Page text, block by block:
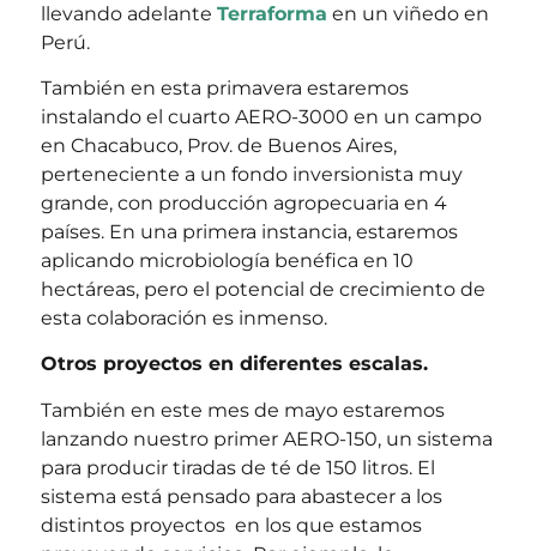
llevando adelante Terraforma en un viñedo en
Perú.
También en esta primavera estaremos
instalando el cuarto AERO-3000 en un campo
en Chacabuco, Prov. de Buenos Aires,
perteneciente a un fondo inversionista muy
grande, con producción agropecuaria en 4
países. En una primera instancia, estaremos
aplicando microbiología benéfica en 10
hectáreas, pero el potencial de crecimiento de
esta colaboración es inmenso.
Otros proyectos en diferentes escalas.
También en este mes de mayo estaremos
lanzando nuestro primer AERO-150, un sistema
para producir tiradas de té de 150 litros. El
sistema está pensado para abastecer a los
distintos proyectos en los que estamos